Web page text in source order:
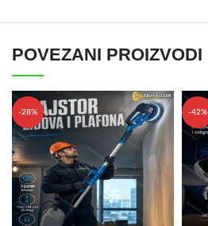
POVEZANI PROIZVODI
-28% -42%